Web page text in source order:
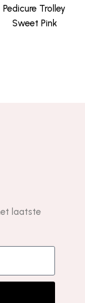
Pedicure Trolley
Sweet Pink
laatste